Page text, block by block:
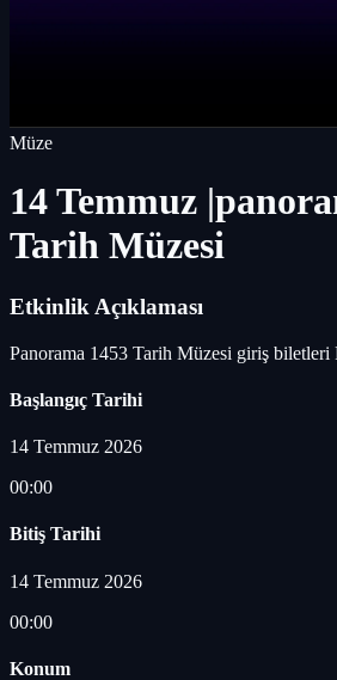
Müze
14 Temmuz
Tarih Müzesi
Etkinlik Açıklaması
Panorama 1453 Tarih Müzesi giriş biletleri
Başlangıç Tarihi
14 Temmuz 2026
00:00
Bitiş Tarihi
14 Temmuz 2026
00:00
Konum